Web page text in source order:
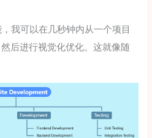
我可以在几秒钟内从一个项目
后进行视觉化优化。这就像随